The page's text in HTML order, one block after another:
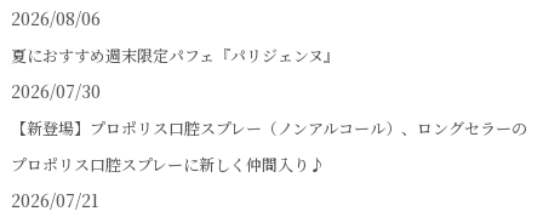
2026/08/06
夏におすすめ週末限定パフェ『パリジェンヌ』
2026/07/30
【新登場】プロポリス口腔スプレー（ノンアルコール）、ロングセラーの
プロポリス口腔スプレーに新しく仲間入り♪
2026/07/21